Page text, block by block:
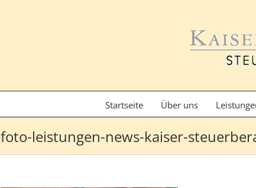
Startseite Über uns
foto-leistungen-news-kaiser-